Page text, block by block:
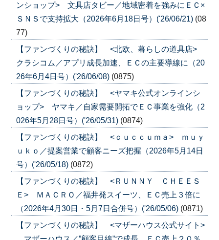
ンショップ> 文具店タビー／地域密着を強みにＥＣ×
ＳＮＳで支持拡大（2026年6月18日号）('26/06/21) (08
77)
【ファンづくりの秘訣】 <北欧、暮らしの道具店>
クラシコム／アプリ成長加速、ＥＣの主要導線に（20
26年6月4日号）('26/06/08) (0875)
【ファンづくりの秘訣】 <ヤマキ公式オンラインシ
ョップ> ヤマキ／自家需要開拓でＥＣ事業を強化（2
026年5月28日号）('26/05/31) (0874)
【ファンづくりの秘訣】 <ｃｕｃｃｕｍａ> ｍｕｙ
ｕｋｏ／提案営業で顧客ニーズ把握（2026年5月14日
号）('26/05/18) (0872)
【ファンづくりの秘訣】 <ＲＵＮＮＹ ＣＨＥＥＳ
Ｅ> ＭＡＣＲＯ／福井発スイーツ、ＥＣ売上３倍に
（2026年4月30日・5月7日合併号）('26/05/06) (0871)
【ファンづくりの秘訣】 <マザーハウス公式サイト>